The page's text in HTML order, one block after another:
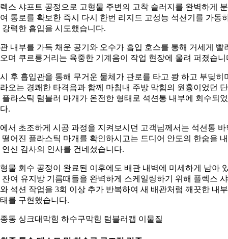
스 샤프트 공정으로 고형물 주변의 고착 슬러지를 완벽하게
통로를 확보한 즉시 다시 한번 리지드 고성능 석션기를 가동
강력한 흡입을 시도했습니다.
내부를 가득 채운 공기와 오수가 흡입 호스를 통해 거세게 빨
며 쿠르릉거리는 육중한 기계음이 작업 현장에 울려 퍼졌습니
후 흡입관을 통해 무거운 물체가 관로를 타고 쾅 하고 부딪히
오는 경쾌한 타격음과 함께 마침내 주방 막힘의 원흉이었던
플라스틱 텀블러 마개가 온전한 형태로 석션통 내부에 회수되
.
서 초조하게 시공 과정을 지켜보시던 고객님께서는 석션통 바
떨어진 플라스틱 마개를 확인하시고는 드디어 안도의 한숨을
연신 감사의 인사를 건네셨습니다.
물 회수 공정이 완료된 이후에도 배관 내벽에 미세하게 남아
잔여 유지방 기름때들을 완벽하게 스케일링하기 위해 플렉스
석션 작업을 3회 이상 추가 반복하여 새 배관처럼 깨끗한 내부
를 구현했습니다.
동 싱크대막힘 하수구막힘 텀블러캡 이물질